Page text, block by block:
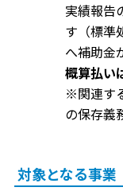
実績報告
す（標準
へ補助金
概算払い
※関連す
の保存義
対象となる事業